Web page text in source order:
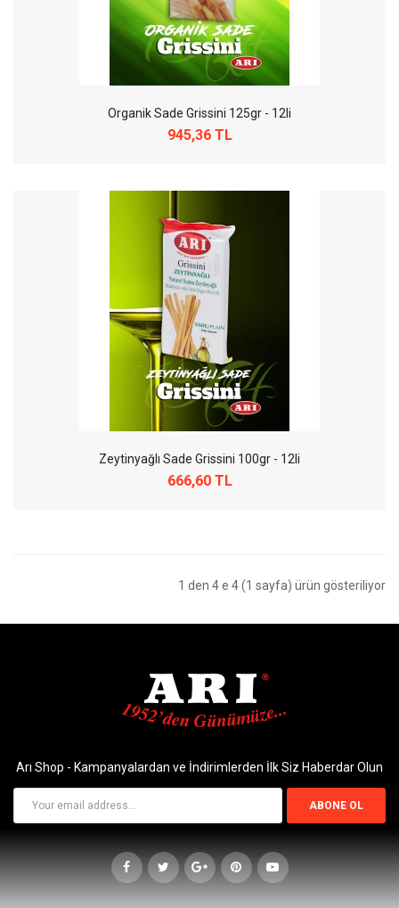
Organik Sade Grissini 125gr - 12li
945,36 TL
Zeytinyağlı Sade Grissini 100gr - 12li
666,60 TL
1 den 4 e 4 (1 sayfa) ürün gösteriliyor
Arı Shop - Kampanyalardan ve İndirimlerden İlk Siz Haberdar Olun
ABONE OL